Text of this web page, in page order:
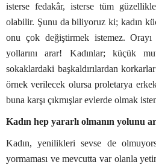
isterse fedakâr, isterse tüm
olabilir. Şunu da biliyoruz ki; kadın
onu çok değiştirmek istemez. Orayı
yollarını arar! Kadınlar; küçük
sokaklardaki başkaldırılardan
örnek verilecek olursa proletarya
buna karşı çıkmışlar evlerde olmak
Kadın hep yararlı olmanın yolunu
Kadın, yenilikleri sevse de
yormaması ve mevcutta var olanla